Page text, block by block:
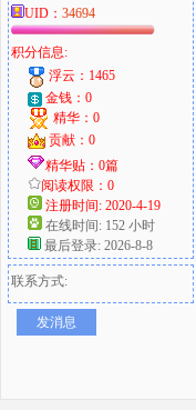
UID： 34694
积分信息:
浮云：1465
金钱：0
精华：0
贡献：0
精华贴：0篇
阅读权限：0
注册时间: 2020-4-19
在线时间: 152 小时
最后登录: 2026-8-8
联系方式:
发消息